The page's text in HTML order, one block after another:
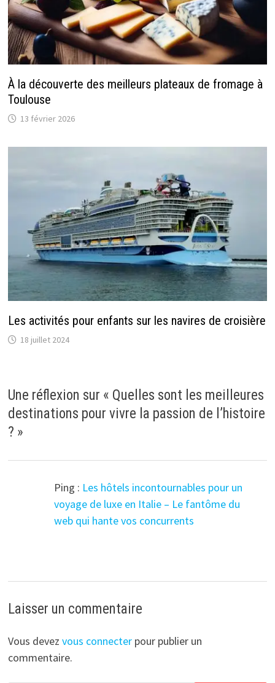
À la découverte des meilleurs plateaux de fromage à
Toulouse
13 février 2026
Les activités pour enfants sur les navires de croisière
18 juillet 2024
Une réflexion sur « Quelles sont les meilleures
destinations pour vivre la passion de l’histoire
? »
Ping : Les hôtels incontournables pour un
voyage de luxe en Italie – Le fantôme du
web qui hante vos concurrents
Laisser un commentaire
Vous devez vous connecterpour publier un
commentaire.